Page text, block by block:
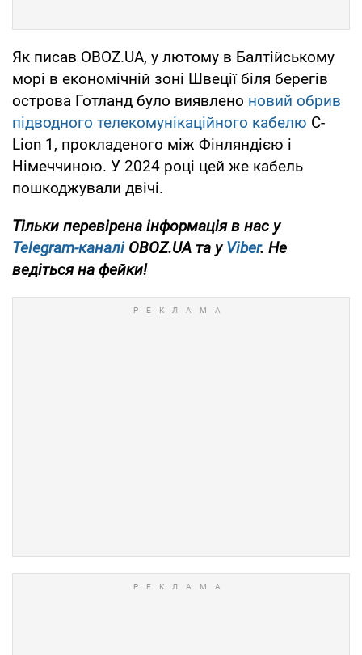
Як писав OBOZ.UA, у лютому в Балтійському
морі в економічній зоні Швеції біля берегів
острова Готланд було виявлено новий обрив
підводного телекомунікаційного кабелю C-
Lion 1, прокладеного між Фінляндією і
Німеччиною. У 2024 році цей же кабель
пошкоджували двічі.
Тільки перевірена інформація в нас у
Telegram-каналіOBOZ.UA та уViber. Не
ведіться на фейки!